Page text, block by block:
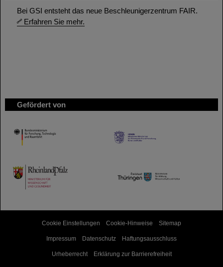
Bei GSI entsteht das neue Beschleunigerzentrum FAIR.
Erfahren Sie mehr.
Gefördert von
HMWK
TMWWDG
Cookie Einstellungen Cookie-Hinweise Sitemap
Impressum Datenschutz Haftungsausschluss
Urheberrecht Erklärung zur Barrierefreiheit